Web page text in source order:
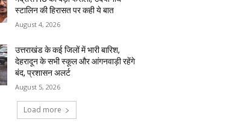
स्टालिन की हिरासत पर कही ये बात
August 4, 2026
उत्तराखंड के कई जिलों में भारी बारिश,
देहरादून के सभी स्कूल और आंगनवाड़ी रहेंगे
बंद, प्रशासन अलर्ट
August 5, 2026
Load more